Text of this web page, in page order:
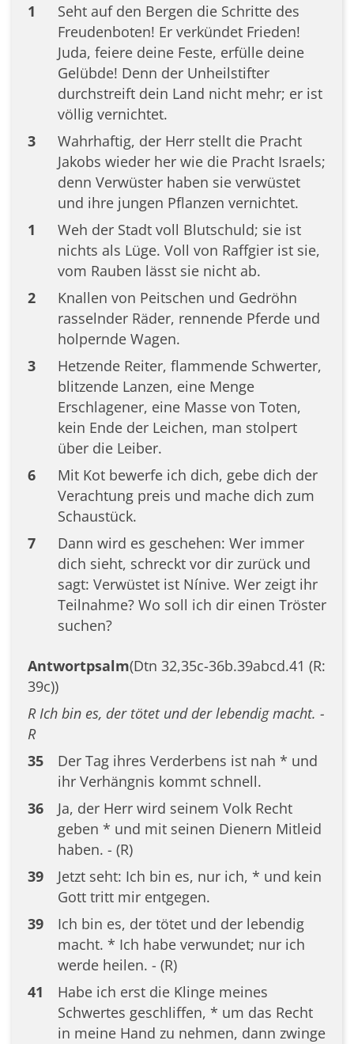
1
Seht auf den Bergen die Schritte des
Freudenboten! Er verkündet Frieden!
Juda, feiere deine Feste, erfülle deine
Gelübde! Denn der Unheilstifter
durchstreift dein Land nicht mehr; er ist
völlig vernichtet.
3
Wahrhaftig, der Herr stellt die Pracht
Jakobs wieder her wie die Pracht Israels;
denn Verwüster haben sie verwüstet
und ihre jungen Pflanzen vernichtet.
1
Weh der Stadt voll Blutschuld; sie ist
nichts als Lüge. Voll von Raffgier ist sie,
vom Rauben lässt sie nicht ab.
2
Knallen von Peitschen und Gedröhn
rasselnder Räder, rennende Pferde und
holpernde Wagen.
3
Hetzende Reiter, flammende Schwerter,
blitzende Lanzen, eine Menge
Erschlagener, eine Masse von Toten,
kein Ende der Leichen, man stolpert
über die Leiber.
6
Mit Kot bewerfe ich dich, gebe dich der
Verachtung preis und mache dich zum
Schaustück.
7
Dann wird es geschehen: Wer immer
dich sieht, schreckt vor dir zurück und
sagt: Verwüstet ist Nínive. Wer zeigt ihr
Teilnahme? Wo soll ich dir einen Tröster
suchen?
Antwortpsalm(Dtn 32,35c-36b.39abcd.41 (R:
39c))
R Ich bin es, der tötet und der lebendig macht. -
R
35
Der Tag ihres Verderbens ist nah * und
ihr Verhängnis kommt schnell.
36
Ja, der Herr wird seinem Volk Recht
geben * und mit seinen Dienern Mitleid
haben. - (R)
39
Jetzt seht: Ich bin es, nur ich, * und kein
Gott tritt mir entgegen.
39
Ich bin es, der tötet und der lebendig
macht. * Ich habe verwundet; nur ich
werde heilen. - (R)
41
Habe ich erst die Klinge meines
Schwertes geschliffen, * um das Recht
in meine Hand zu nehmen, dann zwinge